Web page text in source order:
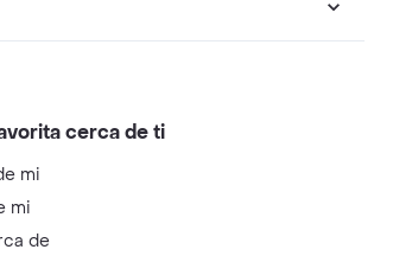
cerca de ti
mi
mi
de